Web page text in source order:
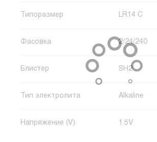
Типоразмер LR14 C
Фасовка 2/24/240
Блистер SH2
Тип электролита Alkaline
Напряжение (V) 1.5V